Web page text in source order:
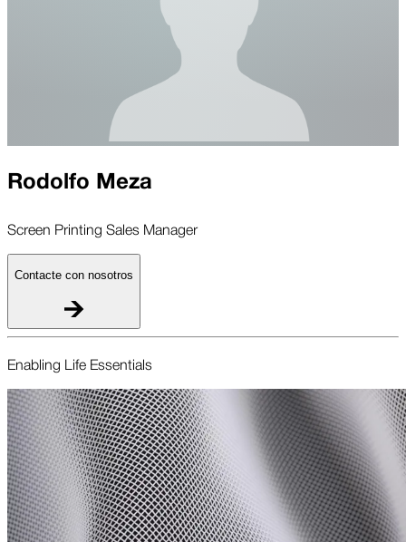
Rodolfo Meza
Screen Printing Sales Manager
Contacte con nosotros
Enabling Life Essent­ials